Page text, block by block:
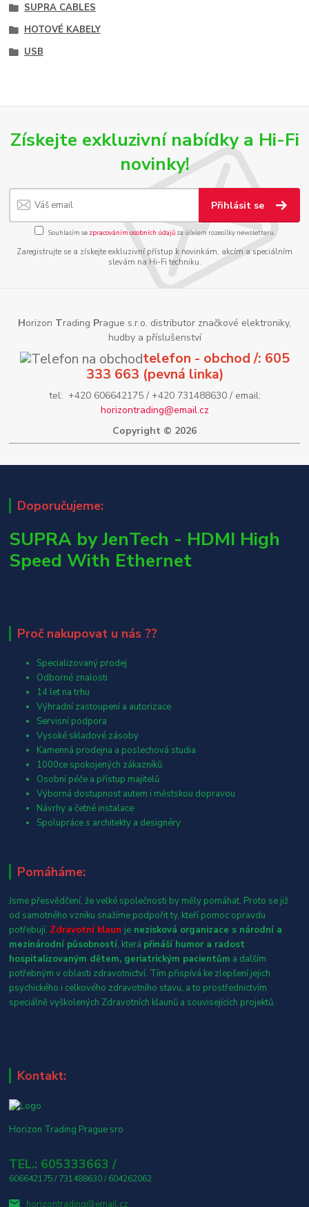
SUPRA CABLES
HOTOVÉ KABELY
USB
Získejte exkluzivní nabídky a Hi-Fi
novinky!
Přihlásit se
Souhlasím se zpracováním osobních údajůza účelem rozesílky newsletteru.
Zaregistrujte se a získejte exkluzivní přístup k novinkám, akcím a speciálním
slevám na Hi-Fi techniku.
Horizon Trading Prague s.r.o. distributor značkové elektroniky,
hudby a příslušenství
telefon - obchod /: 605
333 663 (pevná linka)
tel: +420 606642175 / +420 731488630 / email:
horizontrading@email.cz
Copyright © 2026
Doporučujeme:
SUPRA by JenTech - HDMI High
Speed With Ethernet
Proč nakupovat u nás ??
Specializovaný prodej
Odborné znalosti
14 let na trhu
Výhradní zastoupení a autorizace
Servisní podpora
Vysoké skladové zásoby
Kamenná prodejna a poslechová studia
1000ce spokojených zákazníků
Osobní péče a přístup majitelů
Výborná dostupnost autem i městskou dopravou
Návrhy a četné instalace
Spolupráce s architekty a designéry
Pomáháme:
Jsme přesvědčení, že velké společnosti by měly pomáhat. Proto se již
od samotného vzniku snažíme podpořit ty, kteří pomoc opravdu
potřebují. Zdravotní klaun je nezisková organizace s národní a
mezinárodní působností, která přináší humor a radost
hospitalizovaným dětem, geriatrickým pacientům a dalším
potřebným v oblasti zdravotnictví. Tím přispívá ke zlepšení jejich
psychického i celkového zdravotního stavu, a to prostřednictvím
speciálně vyškolených Zdravotních klaunů a souvisejících projektů.
Kontakt:
Horizon Trading Prague sro
TEL.: 605333663 /
606642175 / 731488630 / 604262062
horizontrading@email.cz